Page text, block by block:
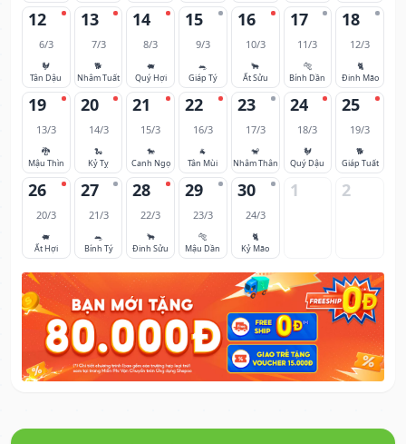
12
6/3
🐓
Tân Dậu
13
7/3
🐕
Nhâm Tuất
14
8/3
🐖
Quý Hợi
15
9/3
🐀
Giáp Tý
16
10/3
🐂
Ất Sửu
17
11/3
🐅
Bính Dần
18
12/3
🐈
Đinh Mão
19
13/3
🐉
Mậu Thìn
20
14/3
🐍
Kỷ Tỵ
21
15/3
🐎
Canh Ngọ
22
16/3
🐐
Tân Mùi
23
17/3
🐒
Nhâm Thân
24
18/3
🐓
Quý Dậu
25
19/3
🐕
Giáp Tuất
26
20/3
🐖
Ất Hợi
27
21/3
🐀
Bính Tý
28
22/3
🐂
Đinh Sửu
29
23/3
🐅
Mậu Dần
30
24/3
🐈
Kỷ Mão
1 2